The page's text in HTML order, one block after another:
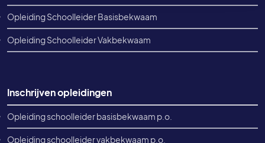
Opleiding Schoolleider Basisbekwaam
Opleiding Schoolleider Vakbekwaam
Inschrijven opleidingen
Opleiding schoolleider basisbekwaam p.o.
Opleiding schoolleider vakbekwaam p.o.